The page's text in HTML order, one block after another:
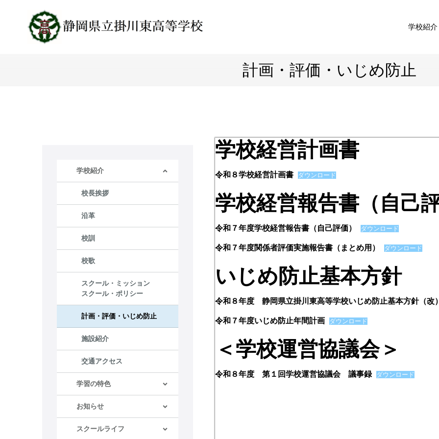
学校紹介
計画・評価・いじめ防止
学校紹介
校長挨拶
沿革
校訓
校歌
スクール・ミッション
スクール・ポリシー
計画・評価・いじめ防止
施設紹介
交通アクセス
学習の特色
お知らせ
スクールライフ
学校経営計画書
令和８学校経営計画書 ダウンロード
学校経営報告書（自己評
令和７年度学校経営報告書（自己評価） ダウンロード
令和７年度関係者評価実施報告書（まとめ用） ダウンロード
いじめ防止基本方針
令和８年度 静岡県立掛川東高等学校いじめ防止基本方針（改）
令和７年度いじめ防止年間計画 ダウンロード
＜学校運営協議会＞
令和８年度 第１回学校運営協議会 議事録 ダウンロード